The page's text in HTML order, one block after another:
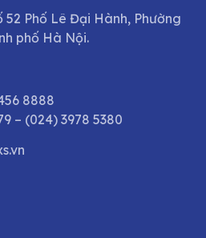
52 Phố Lê Đại Hành, Phường
phố Hà Nội.
8888
– (024) 3978 5380